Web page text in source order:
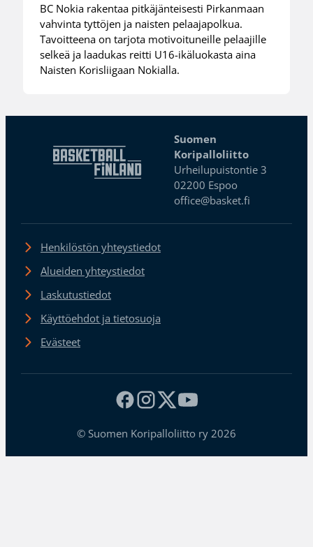
BC Nokia rakentaa pitkäjänteisesti Pirkanmaan
vahvinta tyttöjen ja naisten pelaajapolkua.
Tavoitteena on tarjota motivoituneille pelaajille
selkeä ja laadukas reitti U16-ikäluokasta aina
Naisten Korisliigaan Nokialla.
Suomen
Koripalloliitto
Urheilupuistontie 3
02200 Espoo
office@basket.fi
Henkilöstön yhteystiedot
Alueiden yhteystiedot
Laskutustiedot
Käyttöehdot ja tietosuoja
Evästeet
© Suomen Koripalloliitto ry 2026